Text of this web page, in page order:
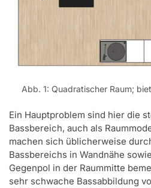
Abb. 1: Quadratischer Raum;
Ein Hauptproblem sind hier die
Bassbereich, auch als
machen sich üblicherweise
Bassbereichs in Wandnähe
Gegenpol in der Raummitte
sehr schwache Bassabbildung